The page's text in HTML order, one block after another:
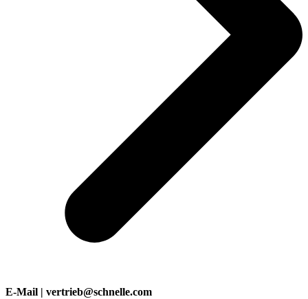
E-Mail | vertrieb@schnelle.com